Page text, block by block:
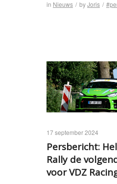
in Nieuws / byJoris /
17 september 2024
Persbericht:
Rally de
voor VDZ